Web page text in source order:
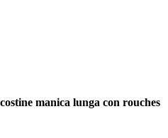
manica lunga con rouches